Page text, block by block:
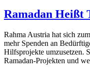
Ramadan Heißt
Rahma Austria hat sich
mehr Spenden an
Hilfsprojekte umzusetzen.
Ramadan-Projekten und